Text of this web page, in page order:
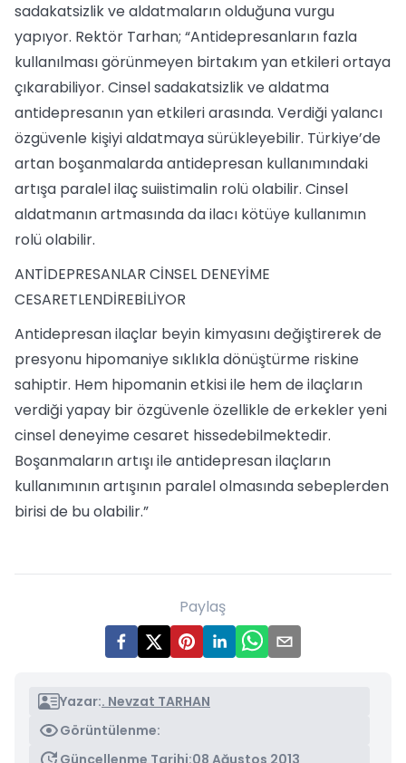
sadakatsizlik ve aldatmaların olduğuna vurgu
yapıyor. Rektör Tarhan; “Antidepresanların fazla
kullanılması görünmeyen birtakım yan etkileri ortaya
çıkarabiliyor. Cinsel sadakatsizlik ve aldatma
antidepresanın yan etkileri arasında. Verdiği yalancı
özgüvenle kişiyi aldatmaya sürükleyebilir. Türkiye’de
artan boşanmalarda antidepresan kullanımındaki
artışa paralel ilaç suiistimalin rolü olabilir. Cinsel
aldatmanın artmasında da ilacı kötüye kullanımın
rolü olabilir.
ANTİDEPRESANLAR CİNSEL DENEYİME
CESARETLENDİREBİLİYOR
Antidepresan ilaçlar beyin kimyasını değiştirerek de
presyonu hipomaniye sıklıkla dönüştürme riskine
sahiptir. Hem hipomanin etkisi ile hem de ilaçların
verdiği yapay bir özgüvenle özellikle de erkekler yeni
cinsel deneyime cesaret hissedebilmektedir.
Boşanmaların artışı ile antidepresan ilaçların
kullanımının artışının paralel olmasında sebeplerden
birisi de bu olabilir.”
Paylaş
Yazar:. Nevzat TARHAN
Görüntülenme:
Güncellenme Tarihi:08 Ağustos 2013